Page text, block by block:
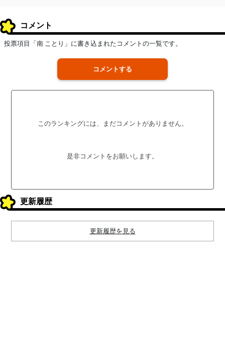
コメント
投票項目「南 ことり」に書き込まれたコメントの一覧です。
コメントする
このランキングには、まだコメントがありません。
是非コメントをお願いします。
更新履歴
更新履歴を見る